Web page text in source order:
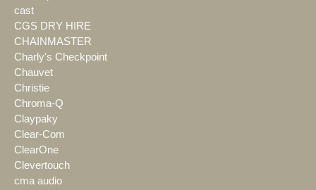
cast
CGS DRY HIRE
CHAINMASTER
Charly's Checkpoint
Chauvet
Christie
Chroma-Q
Claypaky
Clear-Com
ClearOne
Clevertouch
cma audio